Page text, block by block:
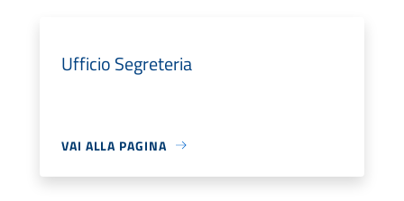
Ufficio Segreteria
VAI ALLA PAGINA